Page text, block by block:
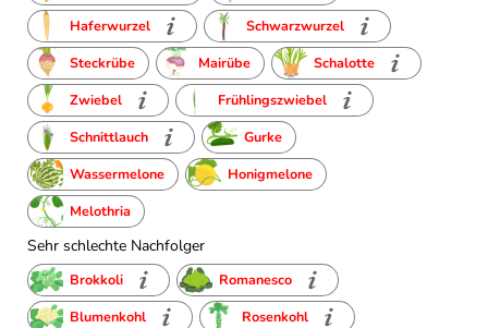
Haferwurzel
Schwarzwurzel
Steckrübe
Mairübe
Schalotte
Zwiebel
Frühlingszwiebel
Schnittlauch
Gurke
Wassermelone
Honigmelone
Melothria
Sehr schlechte Nachfolger
Brokkoli
Romanesco
Blumenkohl
Rosenkohl